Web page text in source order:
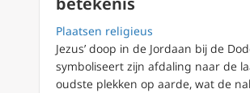
Plaatsen religieus
Jezus’ doop in de Jordaan bij de
symboliseert zijn afdaling naar de
oudste plekken op aarde, wat de